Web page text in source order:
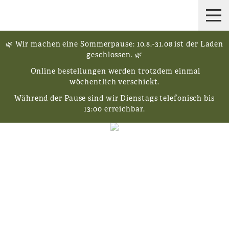
🌿 Wir machen eine Sommerpause: 10.8.-31.08 ist der Laden
geschlossen. 🌿
Online bestellungen werden trotzdem einmal
wöchentlich verschickt.
Während der Pause sind wir Dienstags telefonisch bis
13:00 erreichbar.